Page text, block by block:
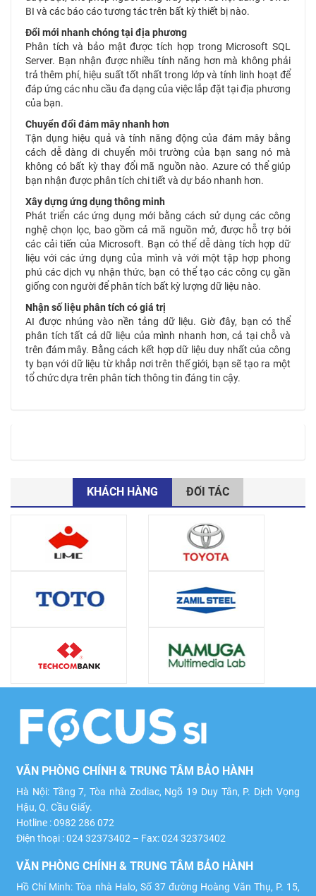
BI và các báo cáo tương tác trên bất kỳ thiết bị nào.
Đổi mới nhanh chóng tại địa phương
Phân tích và bảo mật được tích hợp trong Microsoft SQL
Server. Bạn nhận được nhiều tính năng hơn mà không phải
trả thêm phí, hiệu suất tốt nhất trong lớp và tính linh hoạt để
đáp ứng các nhu cầu đa dạng của việc lắp đặt tại địa phương
của bạn.
Chuyển đổi đám mây nhanh hơn
Tận dụng hiệu quả và tính năng động của đám mây bằng
cách dễ dàng di chuyển môi trường của bạn sang nó mà
không có bất kỳ thay đổi mã nguồn nào. Azure có thể giúp
bạn nhận được phân tích chi tiết và dự báo nhanh hơn.
Xây dựng ứng dụng thông minh
Phát triển các ứng dụng mới bằng cách sử dụng các công
nghệ chọn lọc, bao gồm cả mã nguồn mở, được hỗ trợ bởi
các cải tiến của Microsoft. Bạn có thể dễ dàng tích hợp dữ
liệu với các ứng dụng của mình và với một tập hợp phong
phú các dịch vụ nhận thức, bạn có thể tạo các công cụ gần
giống con người để phân tích bất kỳ lượng dữ liệu nào.
Nhận số liệu phân tích có giá trị
AI được nhúng vào nền tảng dữ liệu. Giờ đây, bạn có thể
phân tích tất cả dữ liệu của mình nhanh hơn, cả tại chỗ và
trên đám mây. Bằng cách kết hợp dữ liệu duy nhất của công
ty bạn với dữ liệu từ khắp nơi trên thế giới, bạn sẽ tạo ra một
tổ chức dựa trên phân tích thông tin đáng tin cậy.
KHÁCH HÀNG ĐỐI TÁC
VĂN PHÒNG CHÍNH & TRUNG TÂM BẢO HÀNH
Hà Nội: Tầng 7, Tòa nhà Zodiac, Ngõ 19 Duy Tân, P. Dịch Vọng
Hậu, Q. Cầu Giấy.
Hotline : 0982 286 072
Điện thoại : 024 32373402 – Fax: 024 32373402
VĂN PHÒNG CHÍNH & TRUNG TÂM BẢO HÀNH
Hồ Chí Minh: Tòa nhà Halo, Số 37 đường Hoàng Văn Thụ, P. 15,